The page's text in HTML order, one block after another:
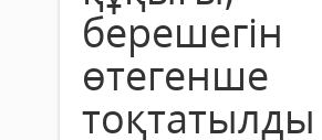
берешегін
өтегенше
тоқтатылды